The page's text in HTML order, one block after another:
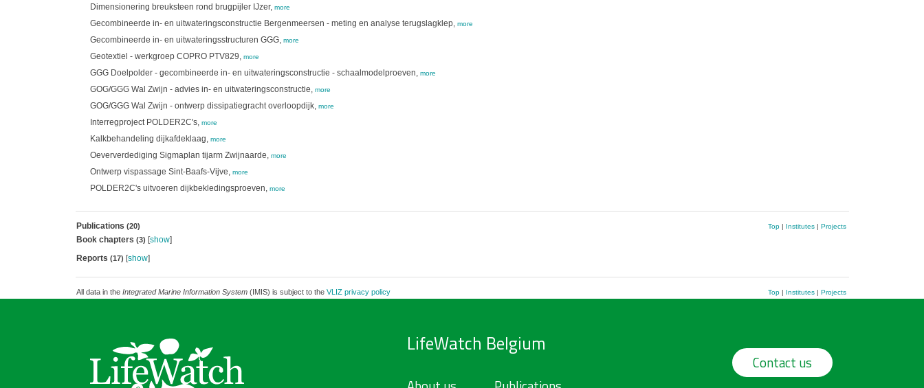
Dimensionering breuksteen rond brugpijler IJzer, more
Gecombineerde in- en uitwateringsconstructie Bergenmeersen - meting en analyse terugslagklep, more
Gecombineerde in- en uitwateringsstructuren GGG, more
Geotextiel - werkgroep COPRO PTV829, more
GGG Doelpolder - gecombineerde in- en uitwateringsconstructie - schaalmodelproeven, more
GOG/GGG Wal Zwijn - advies in- en uitwateringsconstructie, more
GOG/GGG Wal Zwijn - ontwerp dissipatiegracht overloopdijk, more
Interregproject POLDER2C's, more
Kalkbehandeling dijkafdeklaag, more
Oeververdediging Sigmaplan tijarm Zwijnaarde, more
Ontwerp vispassage Sint-Baafs-Vijve, more
POLDER2C's uitvoeren dijkbekledingsproeven, more
Publications (20) Top| Institutes| Projects
Book chapters (3) [show]
Reports (17) [show]
All data in the Integrated Marine Information System(IMIS) is subject to the VLIZ privacy policy Top| Institutes| Projects
LifeWatch Belgium
Contact us